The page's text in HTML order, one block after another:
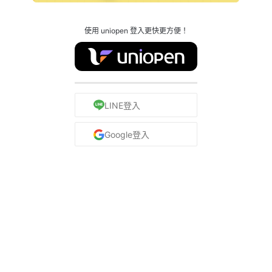
使用 uniopen 登入更快更方便！
LINE登入
Google登入